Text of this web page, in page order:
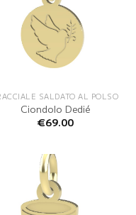
SALDATO AL POLSO
Ciondolo Dedié
€69.00